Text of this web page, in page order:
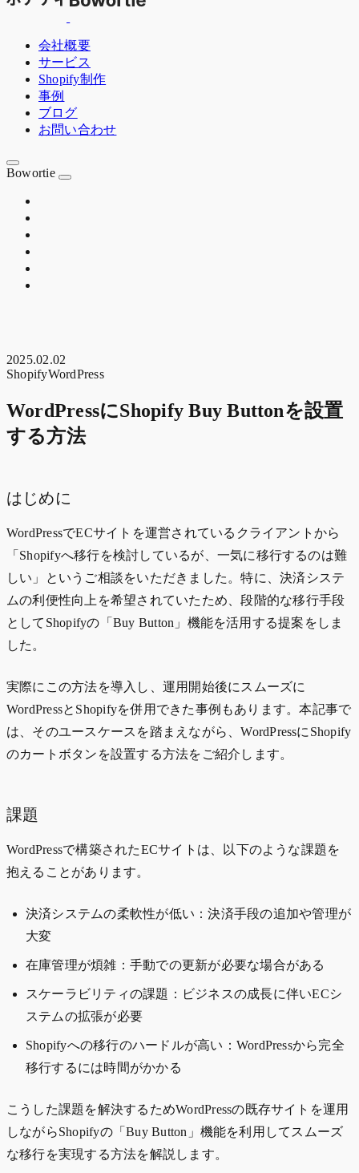
会社概要
サービス
Shopify制作
事例
ブログ
お問い合わせ
Bowortie
2025.02.02
ShopifyWordPress
WordPressにShopify Buy Buttonを設置
する方法
はじめに
WordPressでECサイトを運営されているクライアントから
「Shopifyへ移行を検討しているが、一気に移行するのは難
しい」というご相談をいただきました。特に、決済システ
ムの利便性向上を希望されていたため、段階的な移行手段
としてShopifyの「Buy Button」機能を活用する提案をしま
した。
実際にこの方法を導入し、運用開始後にスムーズに
WordPressとShopifyを併用できた事例もあります。本記事で
は、そのユースケースを踏まえながら、WordPressにShopify
のカートボタンを設置する方法をご紹介します。
課題
WordPressで構築されたECサイトは、以下のような課題を
抱えることがあります。
決済システムの柔軟性が低い：決済手段の追加や管理が
大変
在庫管理が煩雑：手動での更新が必要な場合がある
スケーラビリティの課題：ビジネスの成長に伴いECシ
ステムの拡張が必要
Shopifyへの移行のハードルが高い：WordPressから完全
移行するには時間がかかる
こうした課題を解決するためWordPressの既存サイトを運用
しながらShopifyの「Buy Button」機能を利用してスムーズ
な移行を実現する方法を解説します。